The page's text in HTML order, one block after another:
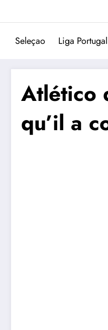
Seleçao Liga Portugal
Atlético
qu’il a